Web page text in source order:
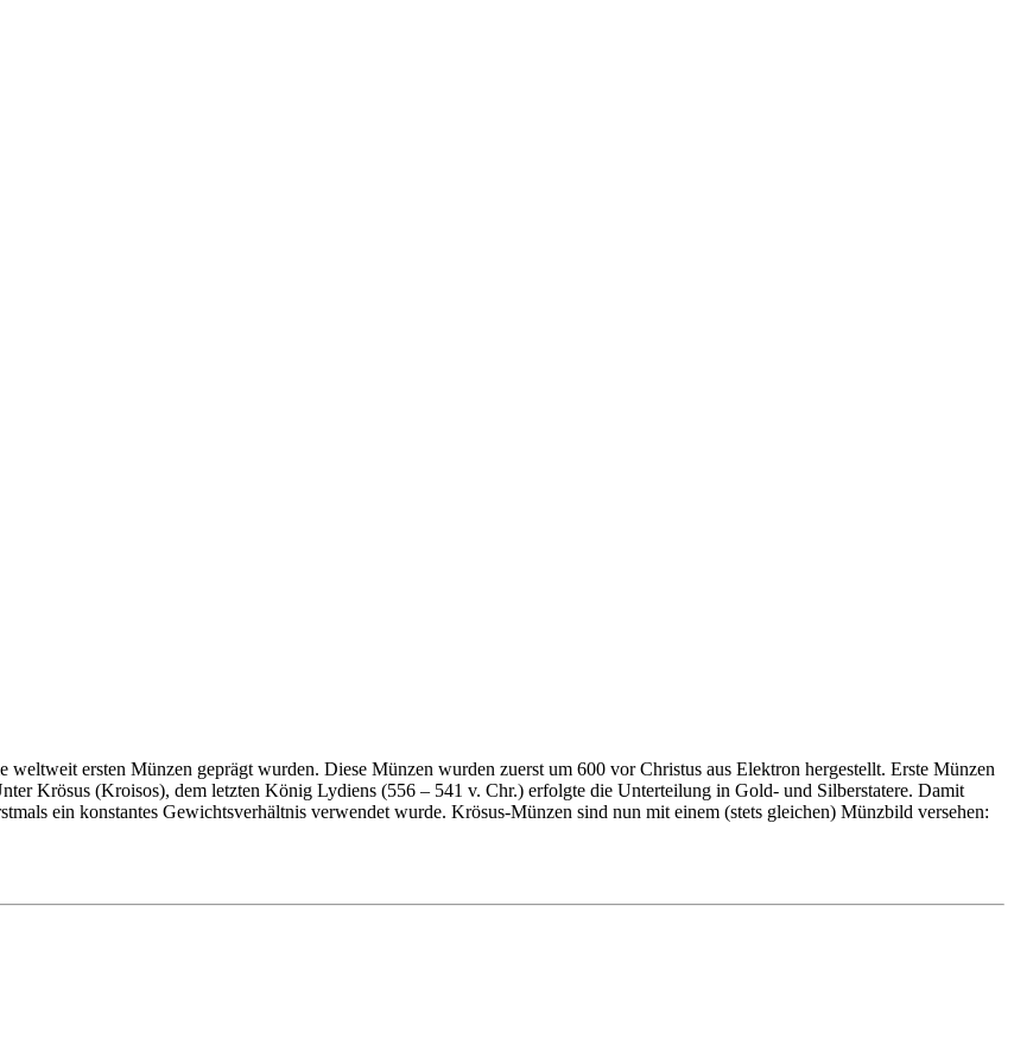
ersten Münzen geprägt wurden. Diese Münzen wurden zuerst um 600 vor Christus aus Elektron hergestellt. Erste Münzen
Krösus (Kroisos), dem letzten König Lydiens (556 – 541 v. Chr.) erfolgte die Unterteilung in Gold- und Silberstatere. Damit
ein konstantes Gewichtsverhältnis verwendet wurde. Krösus-Münzen sind nun mit einem (stets gleichen) Münzbild versehen: